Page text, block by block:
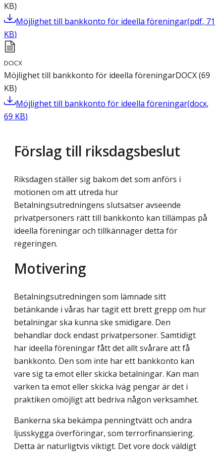
KB)
Möjlighet till bankkonto för ideella föreningar(pdf, 71
KB)
DOCX
Möjlighet till bankkonto för ideella föreningarDOCX(69
KB)
Möjlighet till bankkonto för ideella föreningar(docx,
69 KB)
Förslag till riksdagsbeslut
Riksdagen ställer sig bakom det som anförs i
motionen om att utreda hur
Betalningsutredningens slutsatser avseende
privatpersoners rätt till bankkonto kan tillämpas på
ideella föreningar och tillkännager detta för
regeringen.
Motivering
Betalningsutredningen som lämnade sitt
betänkande i våras har tagit ett brett grepp om hur
betalningar ska kunna ske smidigare. Den
behandlar dock endast privatpersoner. Samtidigt
har ideella föreningar fått det allt svårare att få
bankkonto. Den som inte har ett bankkonto kan
vare sig ta emot eller skicka betalningar. Kan man
varken ta emot eller skicka iväg pengar är det i
praktiken omöjligt att bedriva någon verksamhet.
Bankerna ska bekämpa penningtvätt och andra
ljusskygga överföringar, som terror­finansiering.
Detta är naturligtvis viktigt. Det vore dock väldigt